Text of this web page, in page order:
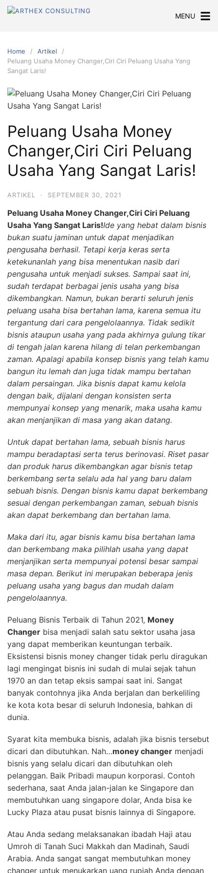
Skip
MENU
Home
Artikel
Peluang Usaha Money Changer,Ciri Ciri Peluang Usaha Yang
Sangat Laris!
Peluang Usaha Money
Changer,Ciri Ciri Peluang
Usaha Yang Sangat Laris!
ARTIKEL · SEPTEMBER 30, 2021
Peluang Usaha Money Changer,Ciri Ciri Peluang
Usaha Yang Sangat Laris!Ide yang hebat dalam bisnis
bukan suatu jaminan untuk dapat menjadikan
pengusaha berhasil. Tetapi kerja keras serta
ketekunanlah yang bisa menentukan nasib dari
pengusaha untuk menjadi sukses. Sampai saat ini,
sudah terdapat berbagai jenis usaha yang bisa
dikembangkan. Namun, bukan berarti seluruh jenis
peluang usaha bisa bertahan lama, karena semua itu
tergantung dari cara pengelolaannya. Tidak sedikit
bisnis ataupun usaha yang pada akhirnya gulung tikar
di tengah jalan karena hilang di telan perkembangan
zaman. Apalagi apabila konsep bisnis yang telah kamu
bangun itu lemah dan juga tidak mampu bertahan
dalam persaingan. Jika bisnis dapat kamu kelola
dengan baik, dijalani dengan konsisten serta
mempunyai konsep yang menarik, maka usaha kamu
akan menjanjikan di masa yang akan datang.
Untuk dapat bertahan lama, sebuah bisnis harus
mampu beradaptasi serta terus berinovasi. Riset pasar
dan produk harus dikembangkan agar bisnis tetap
berkembang serta selalu ada hal yang baru dalam
sebuah bisnis. Dengan bisnis kamu dapat berkembang
sesuai dengan perkembangan zaman, sebuah bisnis
akan dapat berkembang dan bertahan lama.
Maka dari itu, agar bisnis kamu bisa bertahan lama
dan berkembang maka pilihlah usaha yang dapat
menjanjikan serta mempunyai potensi besar sampai
masa depan. Berikut ini merupakan beberapa jenis
peluang usaha yang bagus dan mudah dalam
pengelolaannya.
Peluang Bisnis Terbaik di Tahun 2021, Money
Changer bisa menjadi salah satu sektor usaha jasa
yang dapat memberikan keuntungan terbaik.
Eksistensi bisnis money changer tidak perlu diragukan
lagi mengingat bisnis ini sudah di mulai sejak tahun
1970 an dan tetap eksis sampai saat ini. Sangat
banyak contohnya jika Anda berjalan dan berkeliling
ke kota kota besar di seluruh Indonesia, bahkan di
dunia.
Syarat kita membuka bisnis, adalah jika bisnis tersebut
dicari dan dibutuhkan. Nah…money changer menjadi
bisnis yang selalu dicari dan dibutuhkan oleh
pelanggan. Baik Pribadi maupun korporasi. Contoh
sederhana, saat Anda jalan-jalan ke Singapore dan
membutuhkan uang singapore dolar, Anda bisa ke
Lucky Plaza atau pusat bisnis lainnya di Singapore.
Atau Anda sedang melaksanakan ibadah Haji atau
Umroh di Tanah Suci Makkah dan Madinah, Saudi
Arabia. Anda sangat sangat membutuhkan money
changer untuk menukarkan uang rupiah Anda dengan